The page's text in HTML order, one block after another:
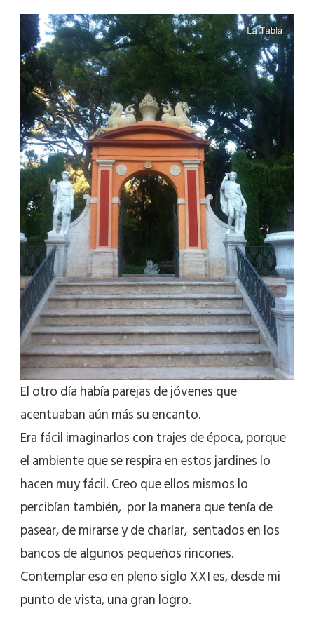
El otro día había parejas de jóvenes que
acentuaban aún más su encanto.
Era fácil imaginarlos con trajes de época, porque
el ambiente que se respira en estos jardines lo
hacen muy fácil. Creo que ellos mismos lo
percibían también, por la manera que tenía de
pasear, de mirarse y de charlar, sentados en los
bancos de algunos pequeños rincones.
Contemplar eso en pleno siglo XXI es, desde mi
punto de vista, una gran logro.